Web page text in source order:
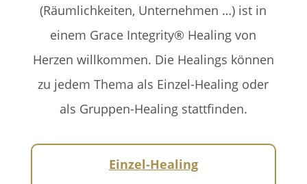
(Räumlichkeiten, Unternehmen …) ist in
einem Grace Integrity® Healing von
Herzen willkommen. Die Healings können
zu jedem Thema als Einzel-Healing oder
als Gruppen-Healing stattfinden.
Einzel-Healing